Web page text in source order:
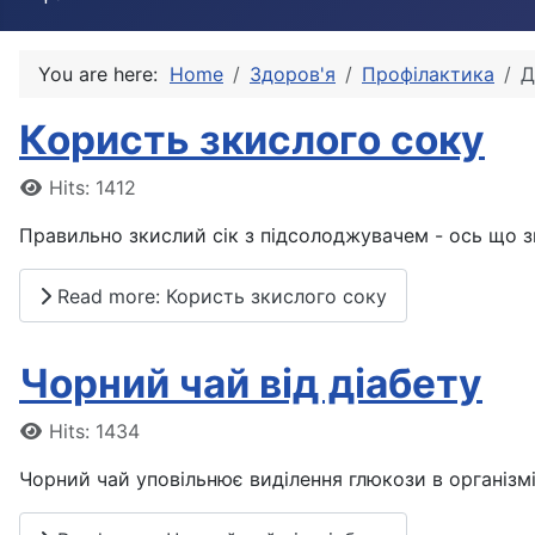
You are here: Home Здоров'я Профілактика
Користь зкислого соку
DetailsHits: 1412
Правильно зкислий сік з підсолоджувачем - ось що
Read more: Користь зкислого соку
Чорний чай від діабету
DetailsHits: 1434
Чорний чай уповільнює виділення глюкози в